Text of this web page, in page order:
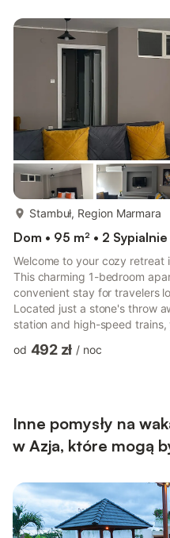
entrance, ensuring your
bedroom is equipped with a
Stambuł, Region Marmara
Dom • 95 m² • 2 Sypialnie
Welcome to your cozy retreat
This charming 1-bedroom
convenient stay for travelers
Located just a stone's throw
station and high-speed
beyond. Step inside and
od 492 zł / noc
Inne pomysły na
w Azja, które mogą